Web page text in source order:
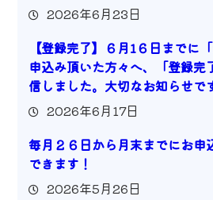
2026年6月23日
【登録完了】６月1６日までに
申込み頂いた方々へ、「登録完
信しました。大切なお知らせで
2026年6月17日
毎月２６日から月末までにお申
できます！
2026年5月26日